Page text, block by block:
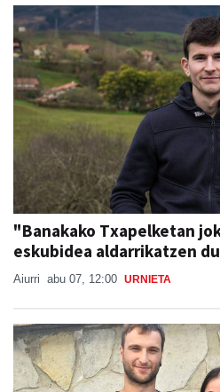
"Banakako Txapelketan
eskubidea aldarrikatzen
Aiurri abu 07, 12:00 URNIETA